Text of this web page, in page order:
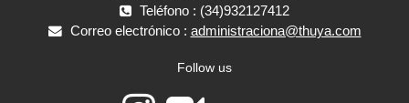
Teléfono : (34)932127412
Correo electrónico : administraciona@thuya.com
Follow us